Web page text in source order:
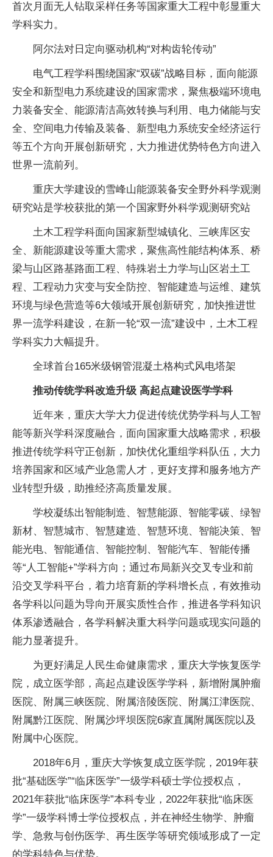
首次月面无人钻取采样任务等国家重大工程中彰显重大
学科实力。
阿尔法对日定向驱动机构“对构齿轮传动”
电气工程学科围绕国家“双碳”战略目标，面向能源
安全和新型电力系统建设的国家需求，聚焦极端环境电
力装备安全、能源清洁高效转换与利用、电力储能与安
全、空间电力传输及装备、新型电力系统安全经济运行
等五个方向开展创新研究，大力推进优势特色方向进入
世界一流前列。
重庆大学建设的雪峰山能源装备安全野外科学观测
研究站是学校获批的第一个国家野外科学观测研究站
土木工程学科面向国家新型城镇化、三峡库区安
全、新能源建设等重大需求，聚焦高性能结构体系、桥
梁与山区路基路面工程、特殊岩土力学与山区岩土工
程、工程动力灾变与安全防控、智能建造与运维、建筑
环境与绿色营造等6大领域开展创新研究，加快推进世
界一流学科建设，在新一轮“双一流”建设中，土木工程
学科实力大幅提升。
全球首台165米级钢管混凝土格构式风电塔架
推动传统学科改造升级 高起点建设医学学科
近年来，重庆大学大力促进传统优势学科与人工智
能等新兴学科深度融合，面向国家重大战略需求，积极
推进传统学科守正创新，加快优化重组学科队伍，大力
培养国家和区域产业急需人才，更好支撑和服务地方产
业转型升级，助推经济高质量发展。
学校凝练出智能制造、智慧能源、智能零碳、绿智
新材、智慧城市、智慧建造、智慧环境、智能决策、智
能光电、智能通信、智能控制、智能汽车、智能传播
等“人工智能+”学科方向；通过布局新兴交叉专业和前
沿交叉学科平台，着力培育新的学科增长点，有效推动
各学科以问题为导向开展实质性合作，推进各学科知识
体系渗透融合，各学科解决重大科学问题或现实问题的
能力显著提升。
为更好满足人民生命健康需求，重庆大学恢复医学
院，成立医学部，高起点建设医学学科，新增附属肿瘤
医院、附属三峡医院、附属涪陵医院、附属江津医院、
附属黔江医院、附属沙坪坝医院6家直属附属医院以及
附属中心医院。
2018年6月，重庆大学恢复成立医学院，2019年获
批“基础医学”“临床医学”一级学科硕士学位授权点，
2021年获批“临床医学”本科专业，2022年获批“临床医
学”一级学科博士学位授权点，并在神经生物学、肿瘤
学、急救与创伤医学、再生医学等研究领域形成了一定
的学科特色与优势。